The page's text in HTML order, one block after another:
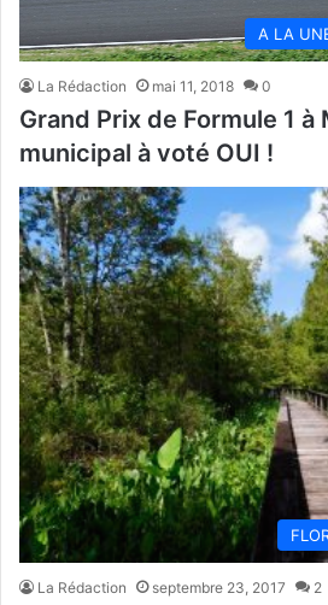
A LA
La Rédaction mai 11, 2018 0
Grand Prix de Formule 1 à
municipal à voté OUI !
La Rédaction septembre 23, 2017 2